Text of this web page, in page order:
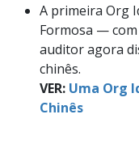
A primeira Org
Formosa —
auditor agora
chinês.
VER: Uma Org
Chinês